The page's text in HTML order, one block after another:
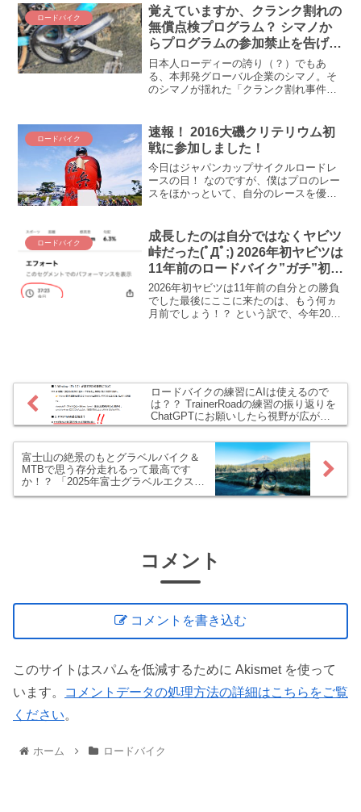
通算3回目のランド坂を振り返ります...
ロードバイク
覚えていますか、クランク割れの
無償点検プログラム？ シマノか
らプログラムの参加禁止を告げら
れたショップがあるそうです
日本人ローディーの誇り（？）でもあ
る、本邦発グローバル企業のシマノ。そ
のシマノが揺れた「クランク割れ事件」
ム」の発表と実施でユーザーもショップ
もズコーッヽ(・ω・)/となって、アメリ
カでは集団訴訟まで起こされたのは記憶
に新しいであります（その後進展ないけ
ど）。そんな渦中のシマノクランクを点
検し、必要に応じて交換手続きを行うシ
で、どうして！？ てゆーか、このクラン
ク問題、まだ続いてるのね、このまま収
束するのかしら。。。
ロードバイク
速報！ 2016大磯クリテリウム初
戦に参加しました！
今日はジャパンカップサイクルロードレ
ースの日！ なのですが、僕はプロのレー
スをほかっといて、自分のレースを優先
boriko、クッソ弱ぇぇええｗｗｗｗ
2016...
ロードバイク
成長したのは自分ではなくヤビツ
峠だった(ﾟДﾟ;) 2026年初ヤビツは
11年前のロードバイク”ガチ”初心
者の自分と同じタイムでした
2026年初ヤビツは11年前の自分との勝負
でした最後にここに来たのは、もう何ヵ
月前でしょう！？ という訳で、今年2026
ロードバイクの練習にAIは使えるので
は？？ TrainerRoadの練習の振り返りを
ChatGPTにお願いしたら視野が広がる
気がします
富士山の絶景のもとグラベルバイク＆
MTBで思う存分走れるって最高です
か！？ 「2025年富士グラベルエクスト
ラ」に参加しました！
コメント
コメントを書き込む
このサイトはスパムを低減するために Akismet を使って
います。
コメントデータの処理方法の詳細はこちらをご覧
ください。
ホーム ロードバイク